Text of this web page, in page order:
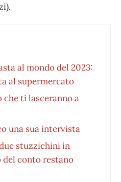
al mondo del 2023:
al supermercato
che ti lasceranno a
una sua intervista
stuzzichini in
del conto restano